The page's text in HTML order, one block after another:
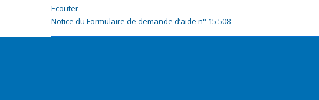
Ecouter
Notice du Formulaire de demande d’aide n° 15 508